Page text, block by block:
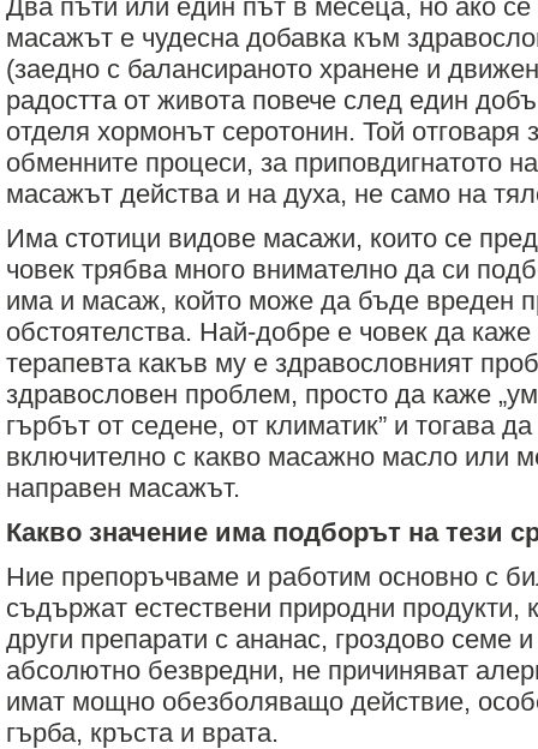
Два пъти или един път в месеца, но ако
масажът е чудесна добавка към
(заедно с балансираното хранене и
радостта от живота повече след един
отделя хормонът серотонин. Той отговаря
обменните процеси, за приповдигнатото
масажът действа и на духа, не само на
Има стотици видове масажи, които се
човек трябва много внимателно да си
има и масаж, който може да бъде вреден
обстоятелства. Най-добре е човек да
терапевта какъв му е здравословният
здравословен проблем, просто да каже
гърбът от седене, от климатик” и тогава
включително с какво масажно масло или
направен масажът.
Какво значение има подборът на тези
Ние препоръчваме и работим основно с
съдържат естествени природни продукти,
други препарати с ананас, гроздово семе
абсолютно безвредни, не причиняват
имат мощно обезболяващо действие,
гърба, кръста и врата.